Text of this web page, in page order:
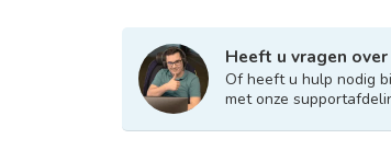
Heeft u vragen
Of heeft u hulp nodig
met onze